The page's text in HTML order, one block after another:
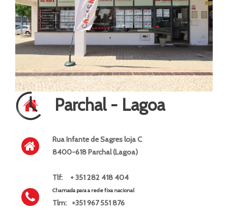
Parchal - Lagoa
Rua Infante de Sagres loja C
8400-618 Parchal (Lagoa)
Tlf: + 351 282 418 404
Chamada para a rede fixa nacional
Tlm: +351 967 551 876